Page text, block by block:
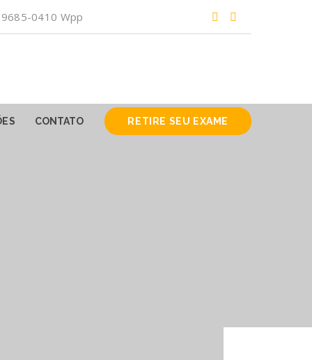
0410 Wpp
CONTATO RETIRE SEU EXAME